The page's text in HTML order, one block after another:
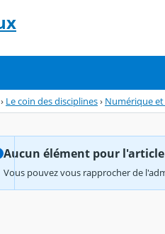
› Le coin des disciplines› Numérique
Aucun élément pour
Vous pouvez vous rapprocher de